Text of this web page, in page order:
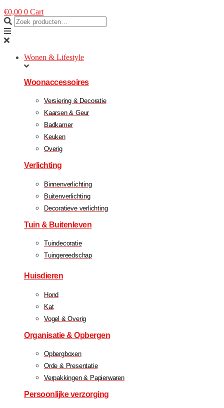
€0,00 0 Cart
Wonen & Lifestyle
Woonaccessoires
Versiering & Decoratie
Kaarsen & Geur
Badkamer
Keuken
Overig
Verlichting
Binnenverlichting
Buitenverlichting
Decoratieve verlichting
Tuin & Buitenleven
Tuindecoratie
Tuingereedschap
Huisdieren
Hond
Kat
Vogel & Overig
Organisatie & Opbergen
Opbergboxen
Orde & Presentatie
Verpakkingen & Papierwaren
Persoonlijke verzorging